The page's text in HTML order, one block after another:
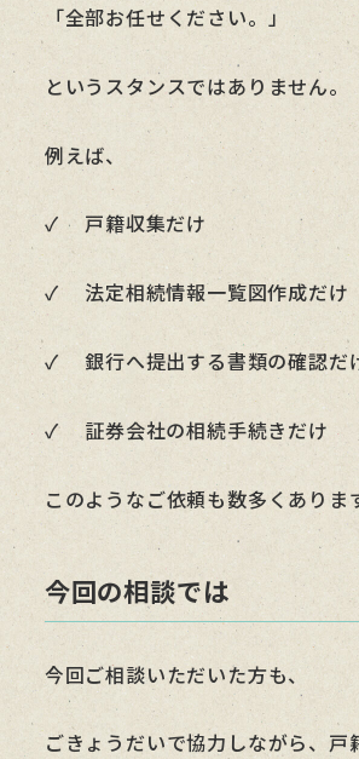
「全部お任せください。」
というスタンスではありません。
例えば、
✓ 戸籍収集だけ
✓ 法定相続情報一覧図作成だけ
✓ 銀行へ提出する書類の確認だ
✓ 証券会社の相続手続きだけ
このようなご依頼も数多くありま
今回の相談では
今回ご相談いただいた方も、
ごきょうだいで協力しながら、戸